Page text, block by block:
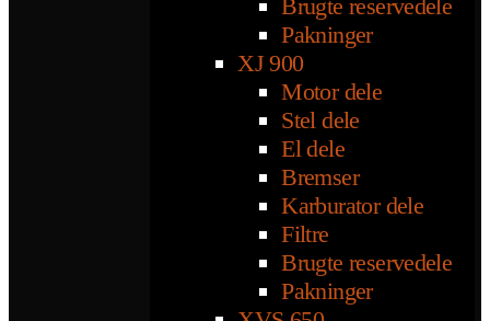
Brugte reservedele
Pakninger
XJ 900
Motor dele
Stel dele
El dele
Bremser
Karburator dele
Filtre
Brugte reservedele
Pakninger